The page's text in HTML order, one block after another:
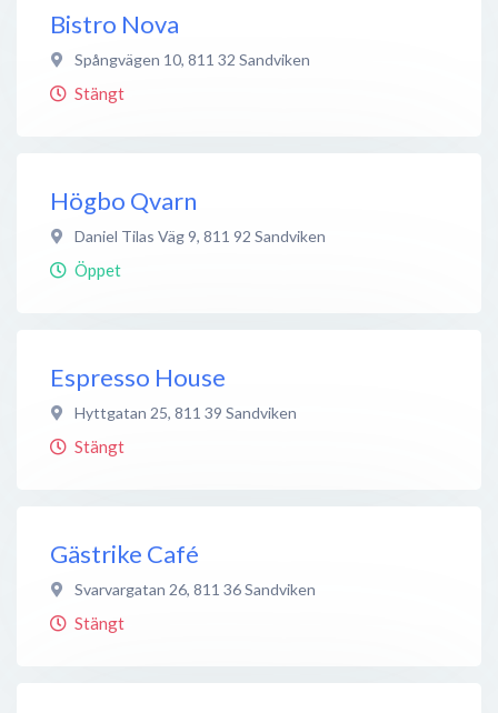
Bistro Nova
Spångvägen 10, 811 32 Sandviken
Stängt
Högbo Qvarn
Daniel Tilas Väg 9, 811 92 Sandviken
Öppet
Espresso House
Hyttgatan 25, 811 39 Sandviken
Stängt
Gästrike Café
Svarvargatan 26, 811 36Sandviken
Stängt